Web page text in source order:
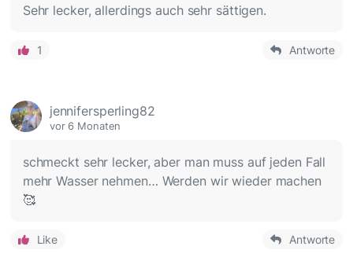
Sehr lecker, allerdings auch sehr sättigen.
1 Antworte
jennifersperling82
vor 6 Monaten
schmeckt sehr lecker, aber man muss auf jeden Fall
mehr Wasser nehmen… Werden wir wieder machen
🥰
Like Antworte